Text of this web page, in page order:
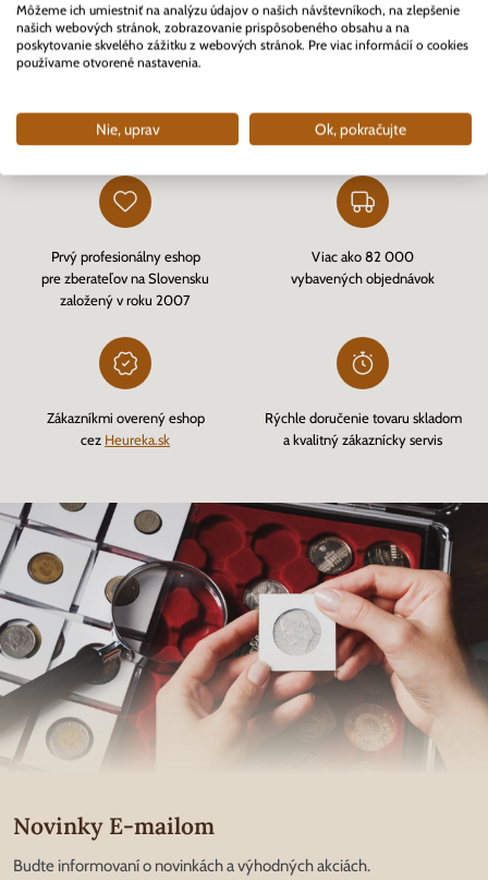
Kopírovať link
Prečo sa rozhodnúť pre Nunofi
Prvý profesionálny eshop
pre zberateľov na Slovensku
založený v roku 2007
Viac ako 82 000
vybavených objednávok
Zákazníkmi overený eshop
cez Heureka.sk
Rýchle doručenie tovaru skladom
a kvalitný zákaznícky servis
Novinky E-mailom
Budte informovaní o novinkách a výhodných akciách.
Môžeme ich umiestniť na analýzu údajov o našich návštevníkoch, na zlepšenie
našich webových stránok, zobrazovanie prispôsobeného obsahu a na
poskytovanie skvelého zážitku z webových stránok. Pre viac informácií o cookies
používame otvorené nastavenia.
Nie, uprav Ok, pokračujte